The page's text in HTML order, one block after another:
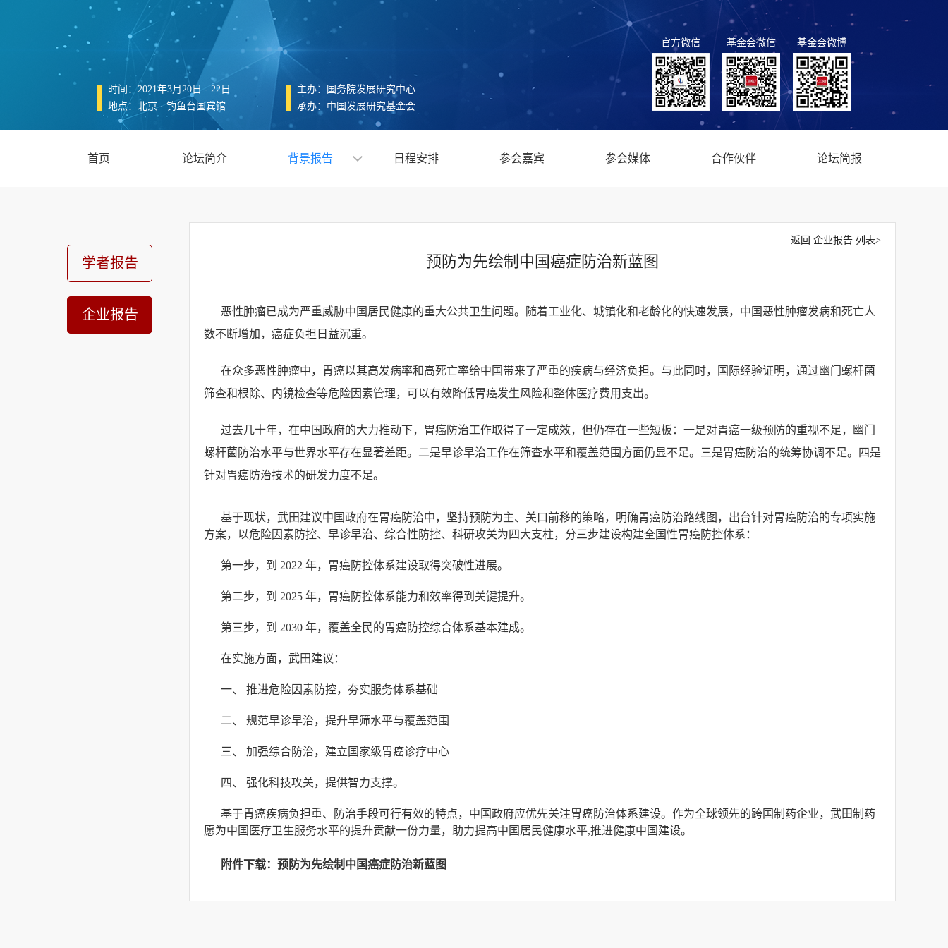
时间：2021年3月20日 - 22日
地点：北京 · 钓鱼台国宾馆
主办：国务院发展研究中心
承办：中国发展研究基金会
官方微信 基金会微信 基金会微博
首页 论坛简介 背景报告 日程安排 参会嘉宾 参会媒体 合作伙伴 论坛简报
学者报告
企业报告
返回 企业报告 列表>
预防为先绘制中国癌症防治新蓝图
恶性肿瘤已成为严重威胁中国居民健康的重大公共卫生问题。随着工业化、城镇化和老龄化的快速发展，中国恶性肿瘤发病和死亡人
数不断增加，癌症负担日益沉重。
在众多恶性肿瘤中，胃癌以其高发病率和高死亡率给中国带来了严重的疾病与经济负担。与此同时，国际经验证明，通过幽门螺杆菌
筛查和根除、内镜检查等危险因素管理，可以有效降低胃癌发生风险和整体医疗费用支出。
过去几十年，在中国政府的大力推动下，胃癌防治工作取得了一定成效，但仍存在一些短板：一是对胃癌一级预防的重视不足，幽门
螺杆菌防治水平与世界水平存在显著差距。二是早诊早治工作在筛查水平和覆盖范围方面仍显不足。三是胃癌防治的统筹协调不足。四是
针对胃癌防治技术的研发力度不足。
基于现状，武田建议中国政府在胃癌防治中，坚持预防为主、关口前移的策略，明确胃癌防治路线图，出台针对胃癌防治的专项实施
方案，以危险因素防控、早诊早治、综合性防控、科研攻关为四大支柱，分三步建设构建全国性胃癌防控体系：
第一步，到 2022 年，胃癌防控体系建设取得突破性进展。
第二步，到 2025 年，胃癌防控体系能力和效率得到关键提升。
第三步，到 2030 年，覆盖全民的胃癌防控综合体系基本建成。
在实施方面，武田建议：
一、 推进危险因素防控，夯实服务体系基础
二、 规范早诊早治，提升早筛水平与覆盖范围
三、 加强综合防治，建立国家级胃癌诊疗中心
四、 强化科技攻关，提供智力支撑。
基于胃癌疾病负担重、防治手段可行有效的特点，中国政府应优先关注胃癌防治体系建设。作为全球领先的跨国制药企业，武田制药
愿为中国医疗卫生服务水平的提升贡献一份力量，助力提高中国居民健康水平,推进健康中国建设。
附件下载： 预防为先绘制中国癌症防治新蓝图